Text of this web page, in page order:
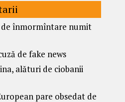
înmormîntare numit
de fake news
alături de ciobanii
pare obsedat de